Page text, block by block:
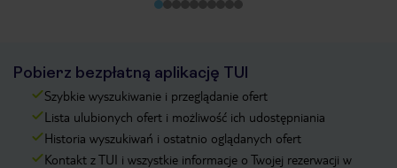
Pobierz bezpłatną aplikację TUI
Szybkie wyszukiwanie i przeglądanie ofert
Lista ulubionych ofert i możliwość ich udostępniania
Historia wyszukiwań i ostatnio oglądanych ofert
Kontakt z TUI i wszystkie informacje o Twojej rezerwacji w